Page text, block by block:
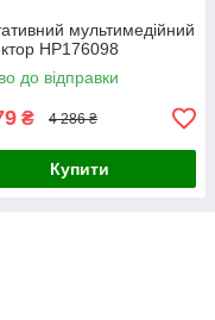
мультимедійний
HP176098
до відправки
₴ 4 286 ₴
Купити